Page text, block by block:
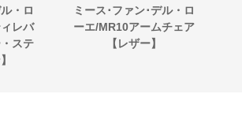
・ロ
レバ
ステ
ミース･ファン･デル・ロ
ーエ/MR10アームチェア
【レザー】